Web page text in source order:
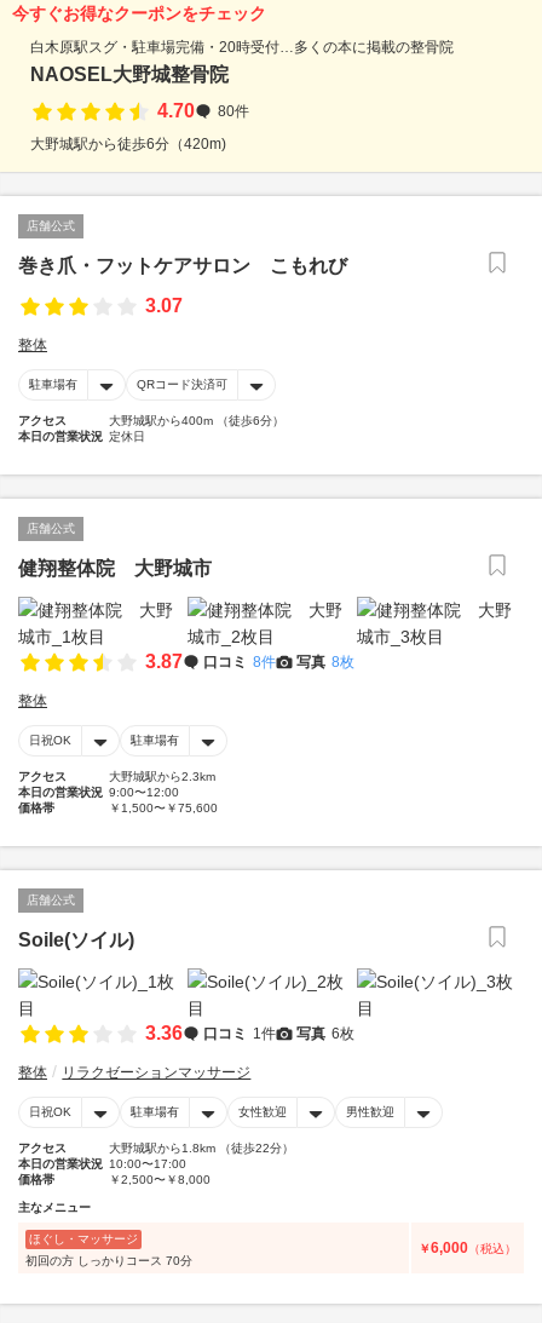
今すぐお得なクーポンをチェック
白木原駅スグ・駐車場完備・20時受付…多くの本に掲載の整骨院
NAOSEL大野城整骨院
4.70
80件
大野城駅から徒歩6分（420m)
店舗公式
巻き爪・フットケアサロン こもれび
3.07
整体
駐車場有 QRコード決済可
アクセス
大野城駅から400m （徒歩6分）
本日の営業状況 定休日
店舗公式
健翔整体院 大野城市
3.87 口コミ 8件 写真 8枚
整体
日祝OK 駐車場有
アクセス
大野城駅から2.3km
本日の営業状況 9:00〜12:00
価格帯
￥1,500〜￥75,600
店舗公式
Soile(ソイル)
3.36 口コミ 1件 写真 6枚
整体 リラクゼーションマッサージ
日祝OK 駐車場有 女性歓迎 男性歓迎
アクセス
大野城駅から1.8km （徒歩22分）
本日の営業状況 10:00〜17:00
価格帯
￥2,500〜￥8,000
主なメニュー
ほぐし・マッサージ
初回の方 しっかりコース 70分
￥6,000 （税込）